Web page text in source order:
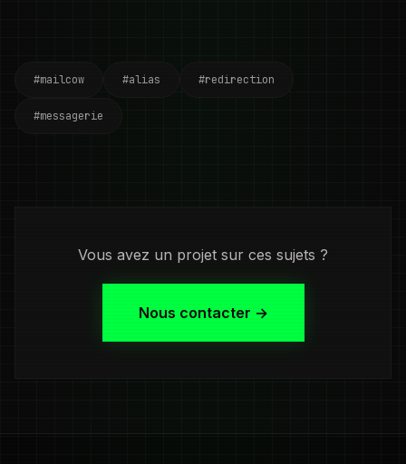
#mailcow #alias #redirection
#messagerie
Vous avez un projet sur ces sujets ?
Nous contacter →